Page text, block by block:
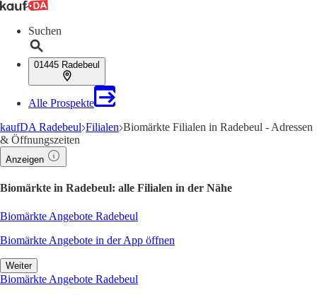
Suchen
01445 Radebeul
Alle Prospekte
kaufDA Radebeul Filialen Biomärkte Filialen in Radebeul - Adressen
& Öffnungszeiten
Anzeigen
Biomärkte in Radebeul: alle Filialen in der Nähe
Biomärkte Angebote Radebeul
Biomärkte Angebote in der App öffnen
Weiter
Biomärkte Angebote Radebeul